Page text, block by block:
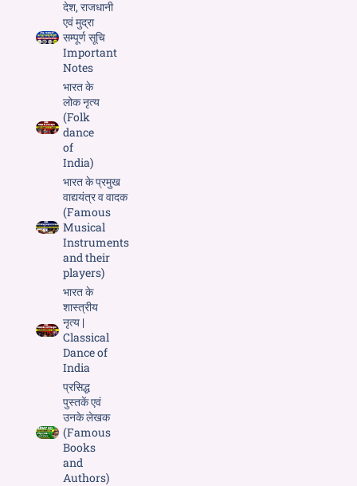
देश, राजधानी
एवं मुद्रा
सम्पूर्ण सूचि
Important
Notes
भारत के
लोक नृत्य
(Folk
dance
of
India)
भारत के प्रमुख
वाद्ययंत्र व वादक
(Famous
Musical
Instruments
and their
players)
भारत के
शास्त्रीय
नृत्य |
Classical
Dance of
India
प्रसिद्ध
पुस्तकें एवं
उनके लेखक
(Famous
Books
and
Authors)